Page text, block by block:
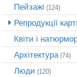
Пейзажі (124)
Репродукції
Квіти і
Архітектура (74)
Люди (120)